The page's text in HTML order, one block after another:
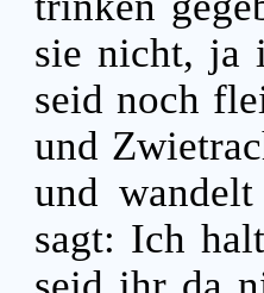
sie nicht, ja
seid noch
und
und
sagt: Ich